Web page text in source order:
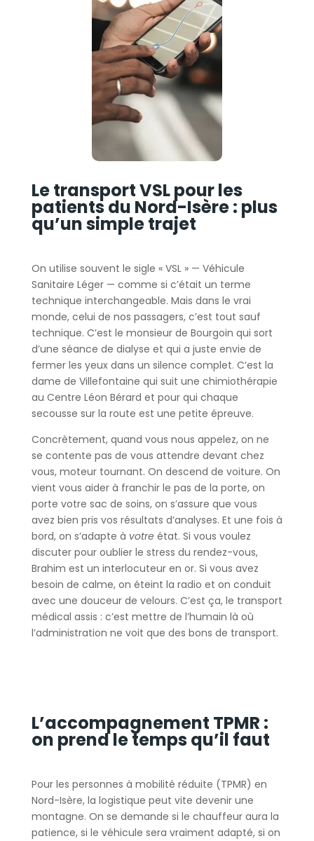
Le transport VSL pour les
patients du Nord-Isère : plus
qu’un simple trajet
On utilise souvent le sigle « VSL » — Véhicule
Sanitaire Léger — comme si c’était un terme
technique interchangeable. Mais dans le vrai
monde, celui de nos passagers, c’est tout sauf
technique. C’est le monsieur de Bourgoin qui sort
d’une séance de dialyse et qui a juste envie de
fermer les yeux dans un silence complet. C’est la
dame de Villefontaine qui suit une chimiothérapie
au Centre Léon Bérard et pour qui chaque
secousse sur la route est une petite épreuve.
Concrètement, quand vous nous appelez, on ne
se contente pas de vous attendre devant chez
vous, moteur tournant. On descend de voiture. On
vient vous aider à franchir le pas de la porte, on
porte votre sac de soins, on s’assure que vous
avez bien pris vos résultats d’analyses. Et une fois à
bord, on s’adapte à votre état. Si vous voulez
discuter pour oublier le stress du rendez-vous,
Brahim est un interlocuteur en or. Si vous avez
besoin de calme, on éteint la radio et on conduit
avec une douceur de velours. C’est ça, le transport
médical assis : c’est mettre de l’humain là où
l’administration ne voit que des bons de transport.
L’accompagnement TPMR :
on prend le temps qu’il faut
Pour les personnes à mobilité réduite (TPMR) en
Nord-Isère, la logistique peut vite devenir une
montagne. On se demande si le chauffeur aura la
patience, si le véhicule sera vraiment adapté, si on